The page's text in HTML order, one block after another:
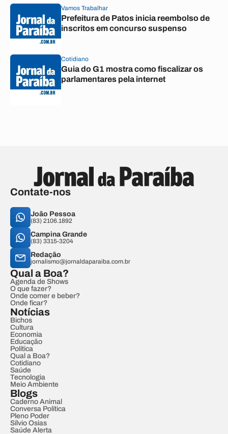
Vamos Trabalhar
Prefeitura de Patos inicia reembolso de
inscritos em concurso suspenso
Cotidiano
Guia do G1 mostra como fiscalizar os
parlamentares pela internet
Contate-nos
João Pessoa
(83) 2106.1892
Campina Grande
(83) 3315-3204
Redação
jornalismo@jornaldaparaiba.com.br
Qual a Boa?
Agenda de Shows
O que fazer?
Onde comer e beber?
Onde ficar?
Notícias
Bichos
Cultura
Economia
Educação
Política
Qual a Boa?
Cotidiano
Saúde
Tecnologia
Meio Ambiente
Blogs
Caderno Animal
Conversa Política
Pleno Poder
Sílvio Osias
Saúde Alerta